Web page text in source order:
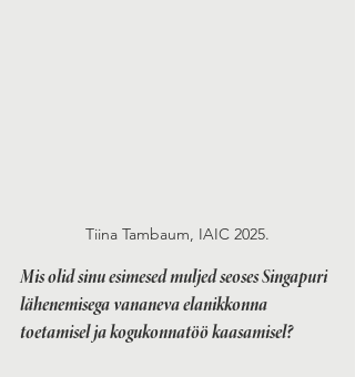
Tiina Tambaum, IAIC 2025.
Mis olid sinu esimesed muljed seoses Singapuri
lähenemisega vananeva elanikkonna
toetamisel ja kogukonnatöö kaasamisel?